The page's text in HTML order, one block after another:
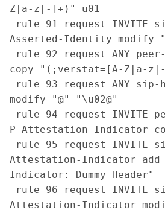
Z|a-z|-]+)" u01
Asserted-Identity modify
copy "(;verstat=[A-Z|a-
modify "@" "\u02@"
P-Attestation-Indicator
Attestation-Indicator
Indicator: Dummy Header"
Attestation-Indicator